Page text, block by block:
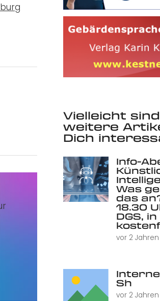
Vielleicht
weitere
Dich
Info-
Was
das
18.30
DGS,
vor 2 Jahren
Sh
vor 2 Jahren